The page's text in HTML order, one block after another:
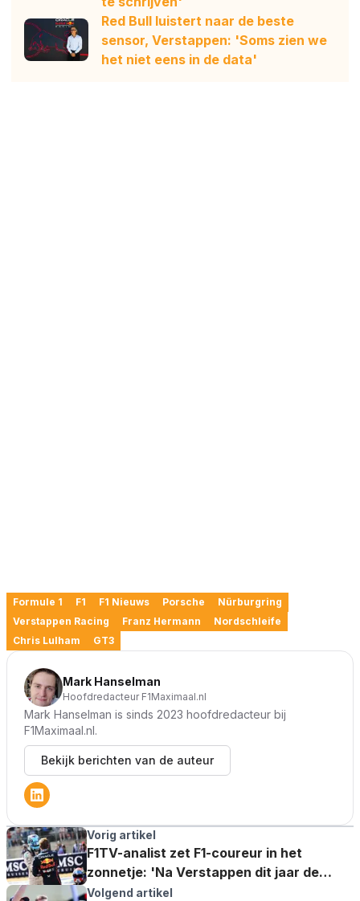
Red Bull luistert naar de beste
sensor, Verstappen: 'Soms zien we
het niet eens in de data'
Formule 1 F1 F1 Nieuws Porsche
Nürburgring
Verstappen Racing
Franz Hermann
Nordschleife
Chris Lulham
GT3
Mark Hanselman
Hoofdredacteur F1Maximaal.nl
Mark Hanselman is sinds 2023 hoofdredacteur bij
F1Maximaal.nl.
Bekijk berichten van de auteur
Vorig artikel
F1TV-analist zet F1-coureur in het
zonnetje: 'Na Verstappen dit jaar de
beste'
Volgend artikel